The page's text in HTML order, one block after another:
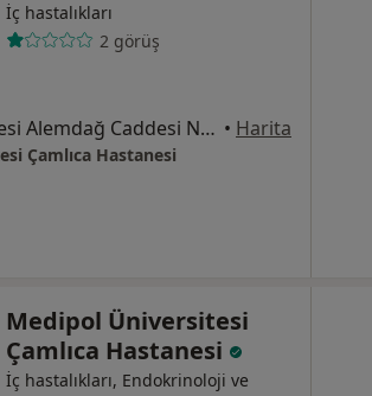
İç hastalıkları
2 görüş
Bulgurlu Mahallesi Alemdağ Caddesi No:100, Üsküdar • Harita
Çamlıca Hastanesi
Medipol Üniversitesi
Çamlıca Hastanesi
İç hastalıkları, Endokrinoloji ve